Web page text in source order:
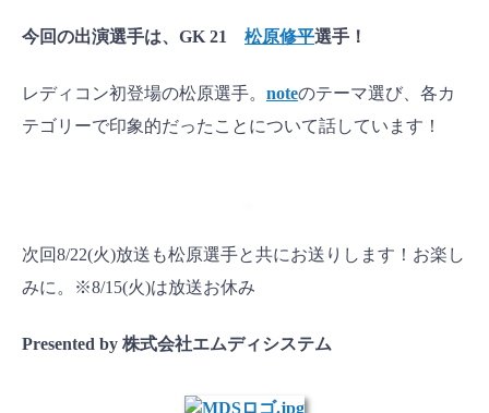
今回の出演選手は、GK 21 松原修平選手！
レディコン初登場の松原選手。 noteのテーマ選び、各カ
テゴリーで印象的だったことについて話しています！
次回8/22(火)放送も松原選手と共にお送りします！お楽し
みに。※8/15(火)は放送お休み
Presented by 株式会社エムディシステム